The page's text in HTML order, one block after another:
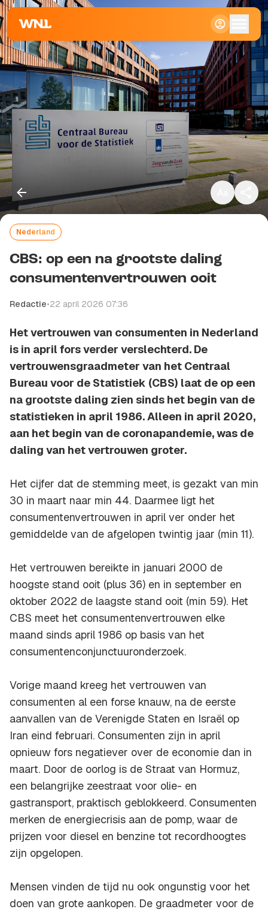
Klein
Standaard
Groot
Nederland
CBS: op een na grootste daling
consumentenvertrouwen ooit
Redactie•22 april 2026 07:36
Het vertrouwen van consumenten in Nederland
is in april fors verder verslechterd. De
vertrouwensgraadmeter van het Centraal
Bureau voor de Statistiek (CBS) laat de op een
na grootste daling zien sinds het begin van de
statistieken in april 1986. Alleen in april 2020,
aan het begin van de coronapandemie, was de
daling van het vertrouwen groter.
Het cijfer dat de stemming meet, is gezakt van min
30 in maart naar min 44. Daarmee ligt het
consumentenvertrouwen in april ver onder het
gemiddelde van de afgelopen twintig jaar (min 11).
Het vertrouwen bereikte in januari 2000 de
hoogste stand ooit (plus 36) en in september en
oktober 2022 de laagste stand ooit (min 59). Het
CBS meet het consumentenvertrouwen elke
maand sinds april 1986 op basis van het
consumentenconjunctuuronderzoek.
Vorige maand kreeg het vertrouwen van
consumenten al een forse knauw, na de eerste
aanvallen van de Verenigde Staten en Israël op
Iran eind februari. Consumenten zijn in april
opnieuw fors negatiever over de economie dan in
maart. Door de oorlog is de Straat van Hormuz,
een belangrijke zeestraat voor olie- en
gastransport, praktisch geblokkeerd. Consumenten
merken de energiecrisis aan de pomp, waar de
prijzen voor diesel en benzine tot recordhoogtes
zijn opgelopen.
Mensen vinden de tijd nu ook ongunstig voor het
doen van grote aankopen. De graadmeter voor de